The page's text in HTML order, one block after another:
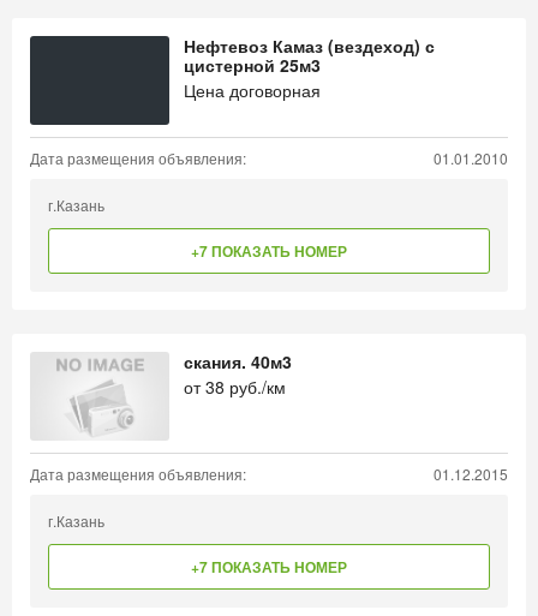
Нефтевоз Камаз (вездеход) с
цистерной 25м3
Цена договорная
Дата размещения объявления: 01.01.2010
г.Казань
+7 ПОКАЗАТЬ НОМЕР
скания. 40м3
от38 руб./км
Дата размещения объявления: 01.12.2015
г.Казань
+7 ПОКАЗАТЬ НОМЕР